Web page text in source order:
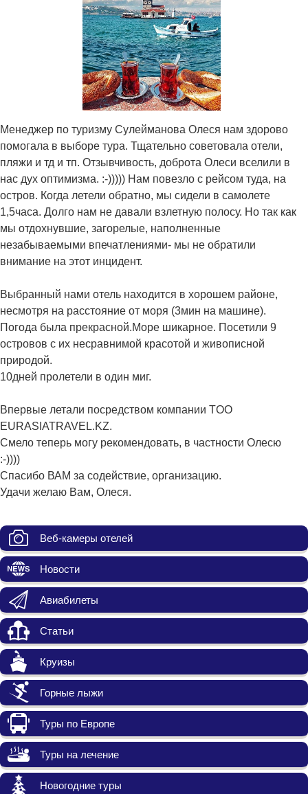
Менеджер по туризму Сулейманова Олеся нам здорово
помогала в выборе тура. Тщательно советовала отели,
пляжи и тд и тп. Отзывчивость, доброта Олеси вселили в
нас дух оптимизма. :-))))) Нам повезло с рейсом туда, на
остров. Когда летели обратно, мы сидели в самолете
1,5часа. Долго нам не давали взлетную полосу. Но так как
мы отдохнувшие, загорелые, наполненные
незабываемыми впечатлениями- мы не обратили
внимание на этот инцидент.
Выбранный нами отель находится в хорошем районе,
несмотря на расстояние от моря (3мин на машине).
Погода была прекрасной.Море шикарное. Посетили 9
островов с их несравнимой красотой и живописной
природой.
10дней пролетели в один миг.
Впервые летали посредством компании TOO
EURASIATRAVEL.KZ.
Смело теперь могу рекомендовать, в частности Олесю
:-))))
Спасибо ВАМ за содействие, организацию.
Удачи желаю Вам, Олеся.
Веб-камеры отелей
Новости
Авиабилеты
Статьи
Круизы
Горные лыжи
Туры по Европе
Туры на лечение
Новогодние туры